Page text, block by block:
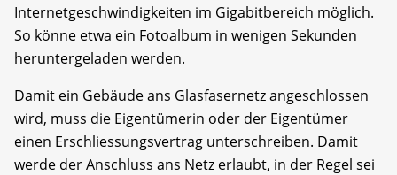
Internetgeschwindigkeiten im Gigabitbereich möglich.
So könne etwa ein Fotoalbum in wenigen Sekunden
heruntergeladen werden.
Damit ein Gebäude ans Glasfasernetz angeschlossen
wird, muss die Eigentümerin oder der Eigentümer
einen Erschliessungsvertrag unterschreiben. Damit
werde der Anschluss ans Netz erlaubt, in der Regel sei